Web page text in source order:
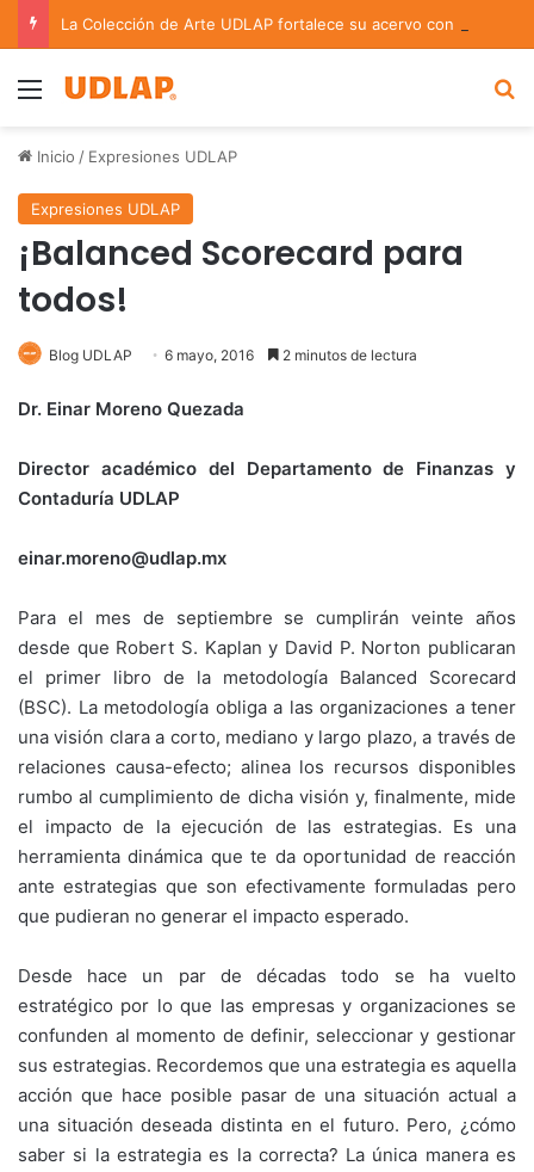
Menu
Inicio / Expresiones UDLAP
Expresiones UDLAP
¡Balanced Scorecard para
todos!
Blog UDLAP 6 mayo, 2016 2 minutos de lectura
Dr. Einar Moreno Quezada
Director académico del Departamento de Finanzas y
Contaduría UDLAP
einar.moreno@udlap.mx
Para el mes de septiembre se cumplirán veinte años
desde que Robert S. Kaplan y David P. Norton publicaran
el primer libro de la metodología Balanced Scorecard
(BSC). La metodología obliga a las organizaciones a tener
una visión clara a corto, mediano y largo plazo, a través de
relaciones causa-efecto; alinea los recursos disponibles
rumbo al cumplimiento de dicha visión y, finalmente, mide
el impacto de la ejecución de las estrategias. Es una
herramienta dinámica que te da oportunidad de reacción
ante estrategias que son efectivamente formuladas pero
que pudieran no generar el impacto esperado.
Desde hace un par de décadas todo se ha vuelto
estratégico por lo que las empresas y organizaciones se
confunden al momento de definir, seleccionar y gestionar
sus estrategias. Recordemos que una estrategia es aquella
acción que hace posible pasar de una situación actual a
una situación deseada distinta en el futuro. Pero, ¿cómo
saber si la estrategia es la correcta? La única manera es